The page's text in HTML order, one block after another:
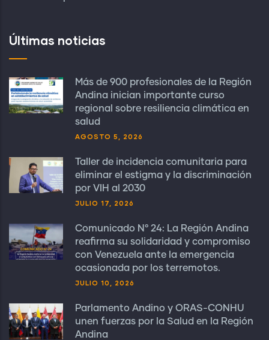
Últimas noticias
Más de 900 profesionales de la Región
Andina inician importante curso
regional sobre resiliencia climática en
salud
AGOSTO 5, 2026
Taller de incidencia comunitaria para
eliminar el estigma y la discriminación
por VIH al 2030
JULIO 17, 2026
Comunicado N° 24: La Región Andina
reafirma su solidaridad y compromiso
con Venezuela ante la emergencia
ocasionada por los terremotos.
JULIO 10, 2026
Parlamento Andino y ORAS-CONHU
unen fuerzas por la Salud en la Región
Andina